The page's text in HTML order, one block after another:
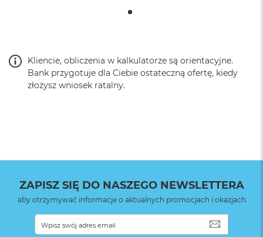
Kliencie, obliczenia w kalkulatorze są orientacyjne.
Bank przygotuje dla Ciebie ostateczną ofertę, kiedy
złożysz wniosek ratalny.
ZAPISZ SIĘ DO NASZEGO NEWSLETTERA
aby otrzymywać informacje o aktualnych promocjach i okazjach